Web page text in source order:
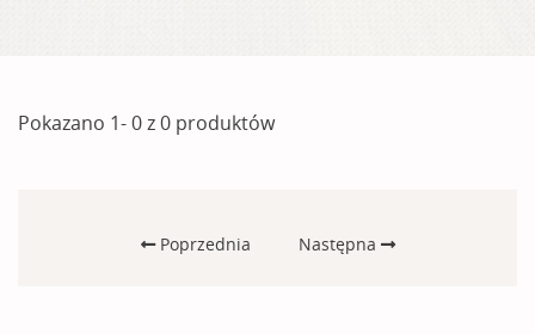
Pokazano 1- 0 z 0 produktów
Poprzednia Następna